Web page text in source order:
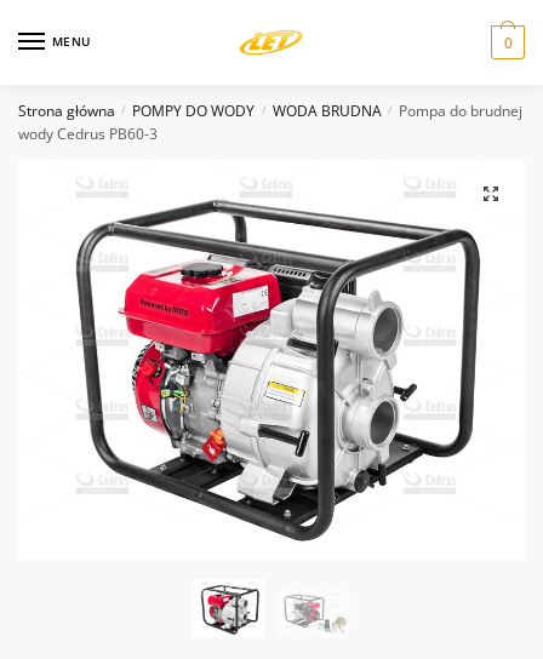
MENU 0
Strona główna / POMPY DO WODY / WODA BRUDNA / Pompa do brudnej
wody Cedrus PB60-3
Zapytanie odnośnie produktu
Nazwa*
Wiadomość*